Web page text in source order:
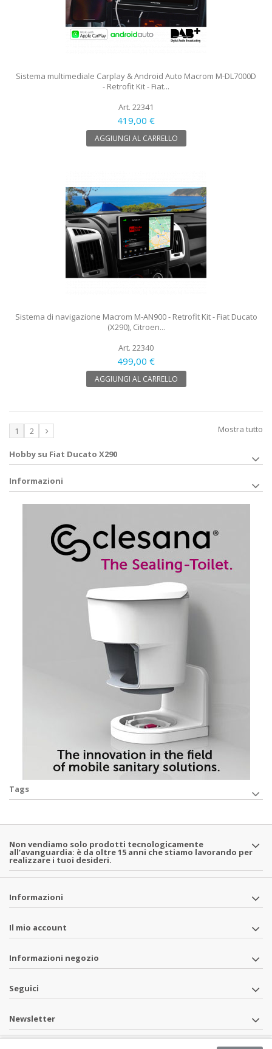
Sistema multimediale Carplay & Android Auto Macrom M-DL7000D
- Retrofit Kit - Fiat...
Art. 22341
419,00 €
AGGIUNGI AL CARRELLO
Sistema di navigazione Macrom M-AN900 - Retrofit Kit - Fiat Ducato
(X290), Citroen...
Art. 22340
499,00 €
AGGIUNGI AL CARRELLO
Mostra tutto
1 2
Hobby su Fiat Ducato X290
Informazioni
Tags
Non vendiamo solo prodotti tecnologicamente
all’avanguardia: è da oltre 15 anni che stiamo lavorando per
realizzare i tuoi desideri.
Informazioni
Il mio account
Informazioni negozio
Seguici
Newsletter